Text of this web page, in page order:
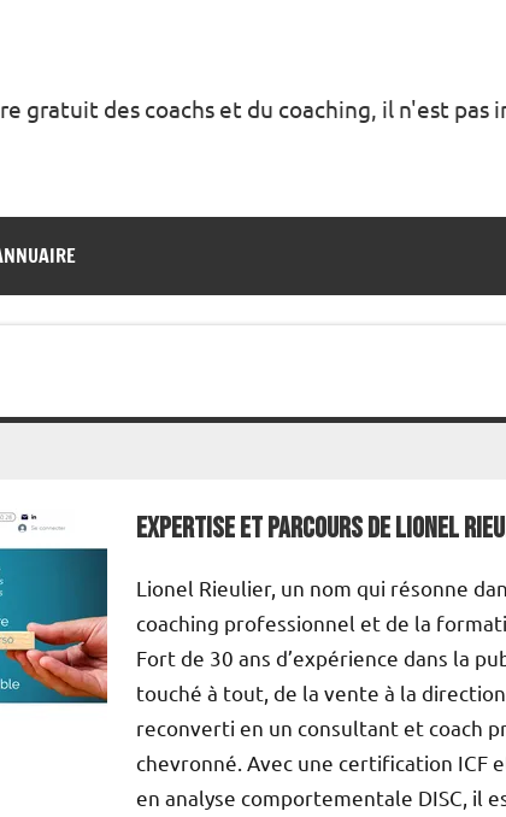
gratuit des coachs et du coaching, il n'est pas
Expertise et Parcours de Lionel
Lionel Rieulier, un nom qui résonne
coaching professionnel et de la
Fort de 30 ans d’expérience dans la
touché à tout, de la vente à la
reconverti en un consultant et coach
chevronné. Avec une certification ICF
en analyse comportementale DISC, il